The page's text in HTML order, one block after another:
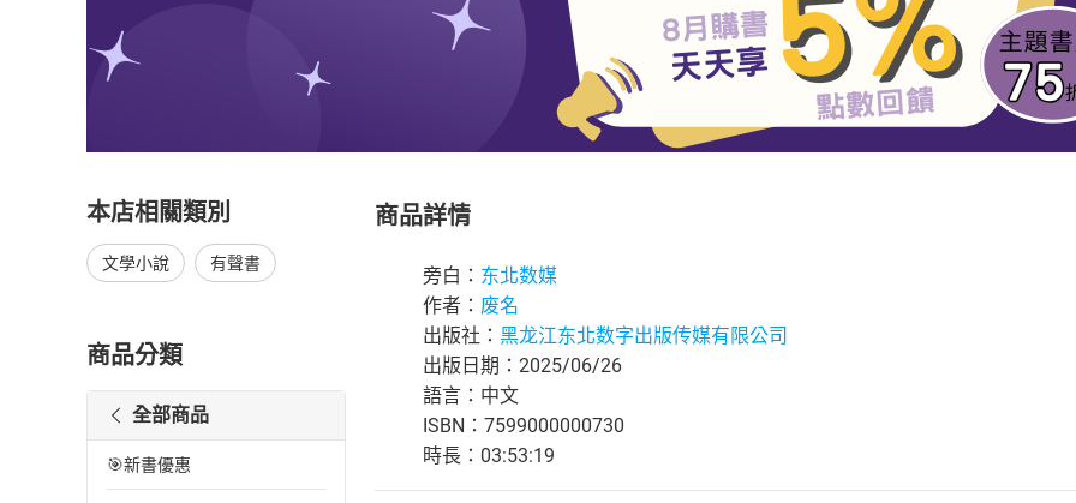
本店相關類別
文學小說 有聲書
商品分類
全部商品
🎯新書優惠
商品詳情
旁白： 东北数媒
作者： 废名
出版社： 黑龙江东北数字出版传媒有限公司
出版日期：2025/06/26
語言：中文
ISBN：7599000000730
時長：03:53:19